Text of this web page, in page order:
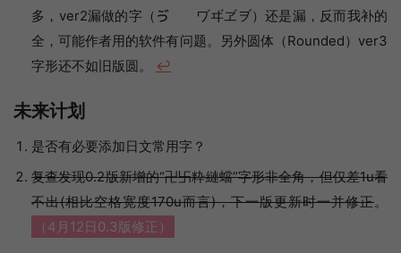
多，ver2漏做的字（ゔゕゖヷヸヹヺ）还是漏，反而我补的
全，可能作者用的软件有问题。另外圆体（Rounded）ver3
字形还不如旧版圆。
↩︎
未来计划
是否有必要添加日文常用字？
复查发现0.2版新增的“卍卐粋縺蟷”字形非全角，但仅差1u看
不出(相比空格宽度170u而言)，下一版更新时一并修正。
（4月12日0.3版修正）